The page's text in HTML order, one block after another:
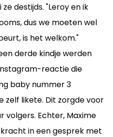
destijds. "Leroy en ik
dus we moeten wel
is het welkom."
derde kindje werden
reactie die
baby nummer 3
zelf likete. Dit zorgde voor
volgers. Echter, Maxime
in een gesprek met